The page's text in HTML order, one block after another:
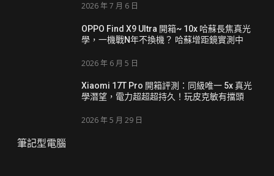
2026 年 7 月 6 日
OPPO Find X9 Ultra 開箱~ 10x 哈蘇長焦真光
學，一機戰N年不換機？ 哈蘇增距鏡實測中
2026 年 6 月 5 日
Xiaomi 17T Pro 開箱評測：同級唯一 5x 真光
學潛望，電力超超超持久！玩皮克敏有擋頭
2026 年 5 月 29 日
筆記型電腦